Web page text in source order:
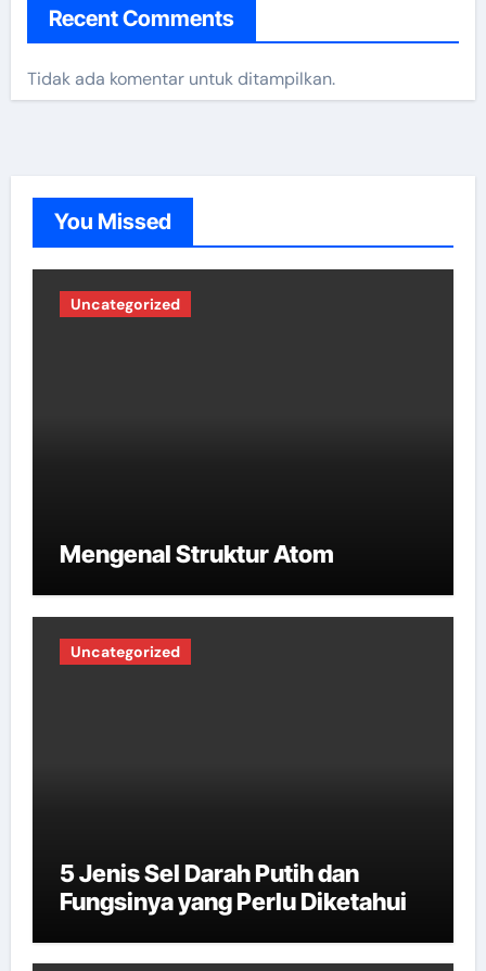
Recent Comments
Tidak ada komentar untuk ditampilkan.
You Missed
Uncategorized
Mengenal Struktur Atom
Uncategorized
5 Jenis Sel Darah Putih dan
Fungsinya yang Perlu Diketahui